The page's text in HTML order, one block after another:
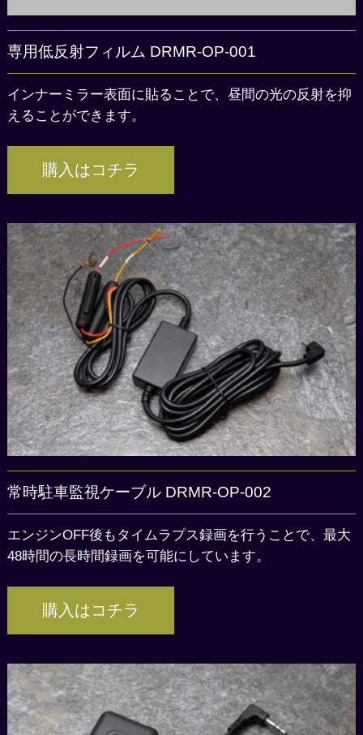
専用低反射フィルム DRMR-OP-001
インナーミラー表面に貼ることで、昼間の光の反射を抑
えることができます。
購入はコチラ
常時駐車監視ケーブル DRMR-OP-002
エンジンOFF後もタイムラプス録画を行うことで、最大
48時間の長時間録画を可能にしています。
購入はコチラ